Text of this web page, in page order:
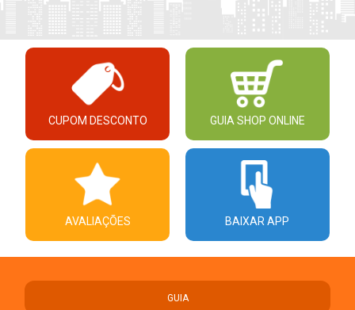
CUPOM DESCONTO GUIA SHOP ONLINE
AVALIAÇÕES BAIXAR APP
GUIA